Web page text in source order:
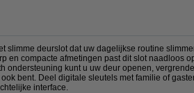
slimme deurslot dat uw dagelijkse routine
en compacte afmetingen past dit slot naadloos
ondersteuning kunt u uw deur openen,
bent. Deel digitale sleutels met familie of
interface.